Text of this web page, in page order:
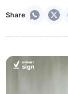
Share